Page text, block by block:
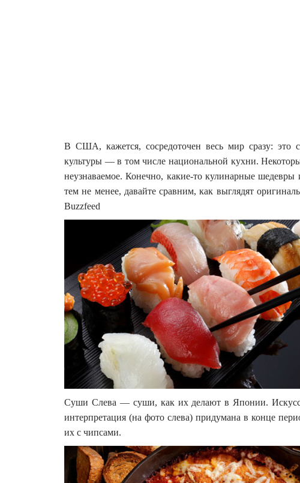
В США, кажется, сосредоточен весь мир сразу: это
культуры — в том числе национальной кухни.
неузнаваемое.Конечно, какие-то кулинарные шедевры
тем не менее, давайте сравним, как выглядят
Buzzfeed
Суши Слева — суши, как их делают в Японии.
интерпретация (на фото слева) придумана в конце
их с чипсами.